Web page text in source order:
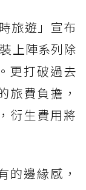
旅遊」宣布
上陣系列除
更打破過去
旅費負擔，
衍生費用將
的邊緣感，